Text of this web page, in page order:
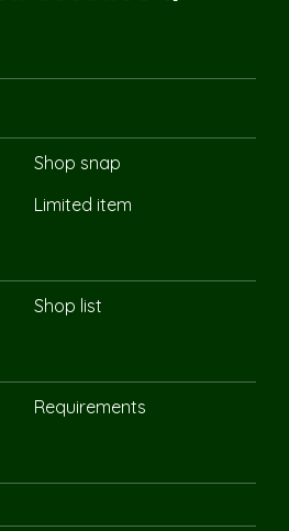
Shop snap
Limited item
Shop list
Requirements